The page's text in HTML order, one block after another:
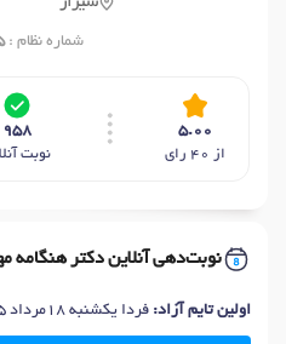
شماره نظام :
5.00
از 40 رای
958
نوبت
نوبت‌دهی آنلاین دکتر هنگامه
اولین تایم آزاد: فردا یکشنبه 18مرداد 5عصر